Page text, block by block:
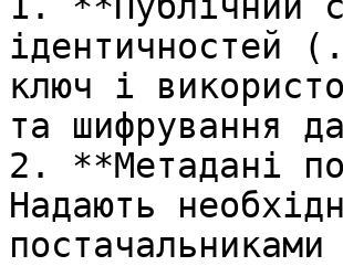
ідентичностей
ключ і
та шифрування
2. **Метадані
Надають